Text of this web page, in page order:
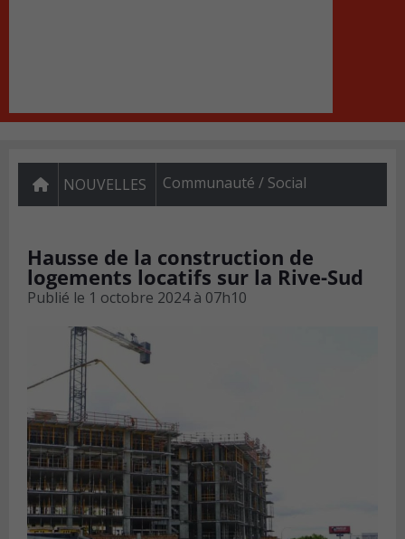
NOUVELLES Communauté / Social
Hausse de la construction de
logements locatifs sur la Rive-Sud
Publié le 1 octobre 2024 à 07h10